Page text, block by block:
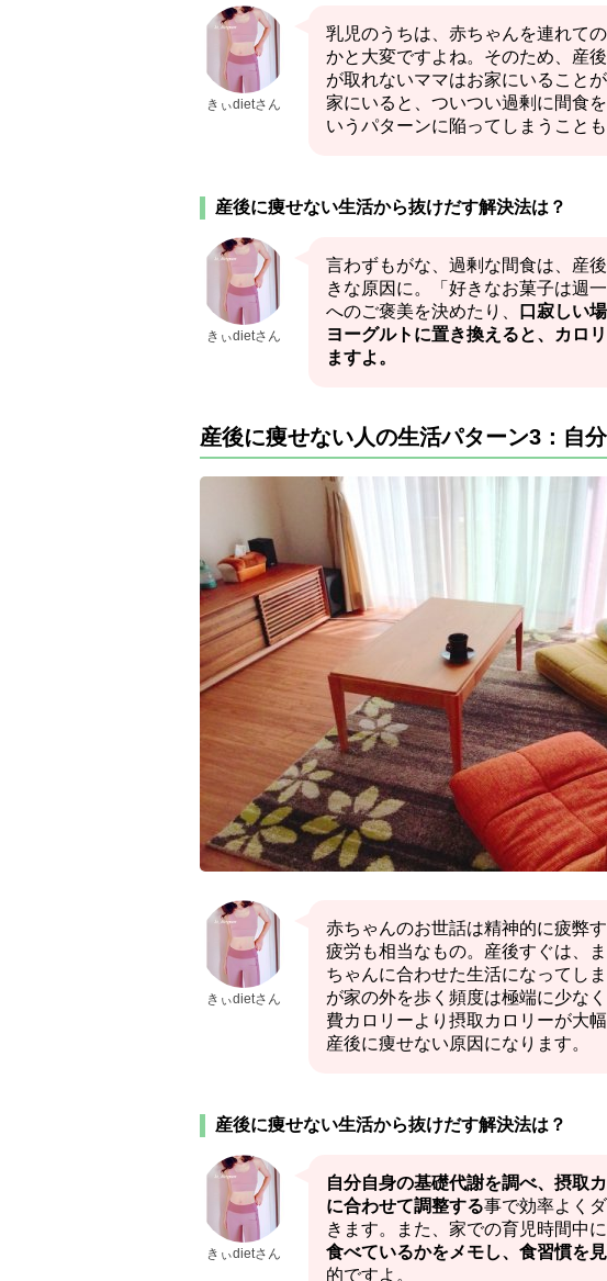
きぃdietさん
乳児のうちは、赤ちゃんを連れて
かと大変ですよね。そのため、産
が取れないママはお家にいることが
家にいると、ついつい過剰に間食
いうパターンに陥ってしまうことも
産後に痩せない生活から抜けだす解決法は？
きぃdietさん
言わずもがな、過剰な間食は、産
きな原因に。「好きなお菓子は週
へのご褒美を決めたり、
口寂しい
ヨーグルトに置き換えると、カロ
ますよ。
産後に痩せない人の生活パターン3：自
きぃdietさん
赤ちゃんのお世話は精神的に疲弊
疲労も相当なもの。産後すぐは、
ちゃんに合わせた生活になってし
が家の外を歩く頻度は極端に少な
費カロリーより摂取カロリーが大幅
産後に痩せない原因になります。
産後に痩せない生活から抜けだす解決法は？
きぃdietさん
自分自身の基礎代謝を調べ、摂取
に合わせて調整する事で効率よく
きます。また、家での育児時間中に
食べているかをメモし、食習慣を
的ですよ。